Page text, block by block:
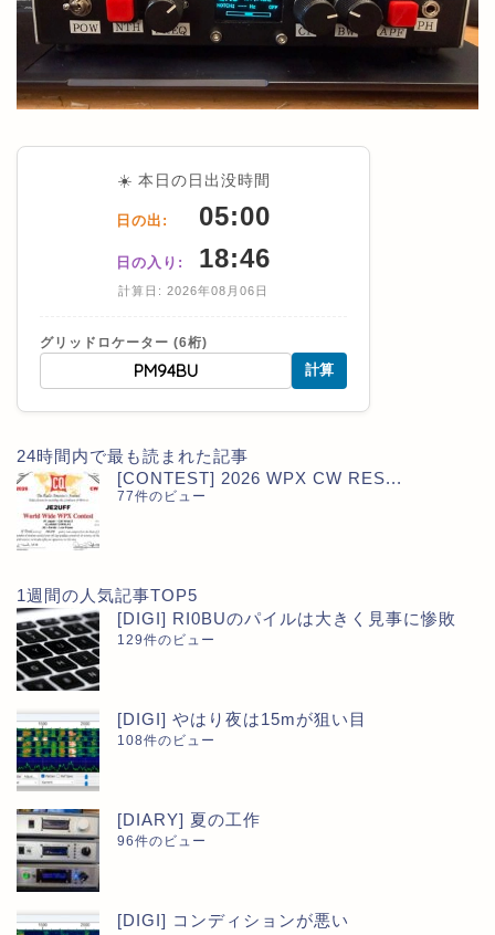
☀️ 本日の日出没時間
日の出: 05:00
日の入り: 18:46
計算日: 2026年08月06日
グリッドロケーター (6桁)
計算
24時間内で最も読まれた記事
[CONTEST] 2026 WPX CW RES...
77件のビュー
1週間の人気記事TOP5
[DIGI] RI0BUのパイルは大きく見事に惨敗
129件のビュー
[DIGI] やはり夜は15mが狙い目
108件のビュー
[DIARY] 夏の工作
96件のビュー
[DIGI] コンディションが悪い